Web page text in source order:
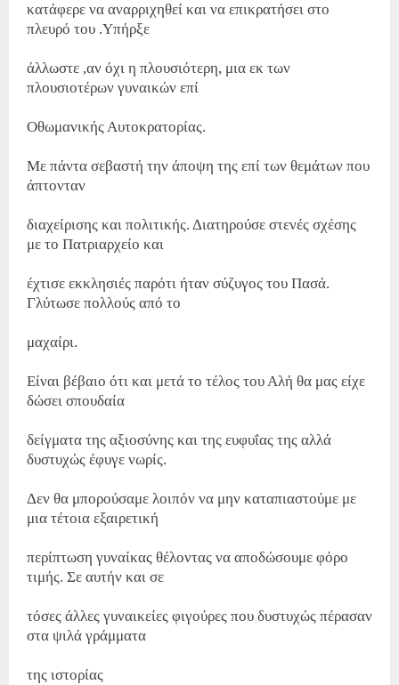
κατάφερε να αναρριχηθεί και να επικρατήσει στο
πλευρό του .Υπήρξε
άλλωστε ,αν όχι η πλουσιότερη, μια εκ των
πλουσιοτέρων γυναικών επί
Οθωμανικής Αυτοκρατορίας.
Με πάντα σεβαστή την άποψη της επί των θεμάτων που
άπτονταν
διαχείρισης και πολιτικής. Διατηρούσε στενές σχέσης
με το Πατριαρχείο και
έχτισε εκκλησιές παρότι ήταν σύζυγος του Πασά.
Γλύτωσε πολλούς από το
μαχαίρι.
Είναι βέβαιο ότι και μετά το τέλος του Αλή θα μας είχε
δώσει σπουδαία
δείγματα της αξιοσύνης και της ευφυΐας της αλλά
δυστυχώς έφυγε νωρίς.
Δεν θα μπορούσαμε λοιπόν να μην καταπιαστούμε με
μια τέτοια εξαιρετική
περίπτωση γυναίκας θέλοντας να αποδώσουμε φόρο
τιμής. Σε αυτήν και σε
τόσες άλλες γυναικείες φιγούρες που δυστυχώς πέρασαν
στα ψιλά γράμματα
της ιστορίας